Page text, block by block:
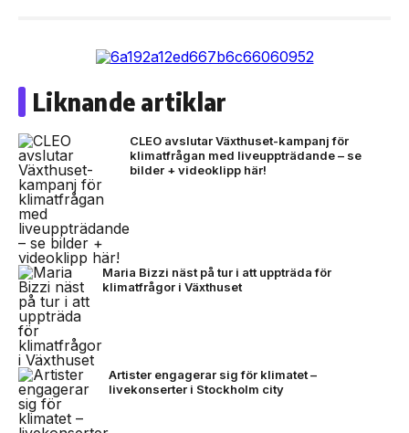
Liknande artiklar
CLEO avslutar Växthuset-kampanj för
klimatfrågan med liveuppträdande – se
bilder + videoklipp här!
Maria Bizzi näst på tur i att uppträda för
klimatfrågor i Växthuset
Artister engagerar sig för klimatet –
livekonserter i Stockholm city